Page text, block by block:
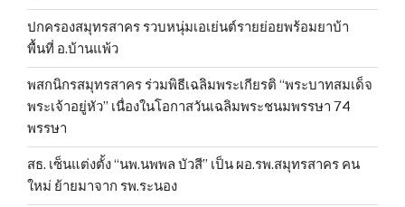
ปกครองสมุทรสาคร รวบหนุ่มเอเย่นต์รายย่อยพร้อมยาบ้า
พื้นที่ อ.บ้านแพ้ว
พสกนิกรสมุทรสาคร ร่วมพิธีเฉลิมพระเกียรติ “พระบาทสมเด็จ
พระเจ้าอยู่หัว” เนื่องในโอกาสวันเฉลิมพระชนมพรรษา 74
พรรษา
สธ. เซ็นแต่งตั้ง “นพ.นพพล บัวสี” เป็น ผอ.รพ.สมุทรสาคร คน
ใหม่ ย้ายมาจาก รพ.ระนอง